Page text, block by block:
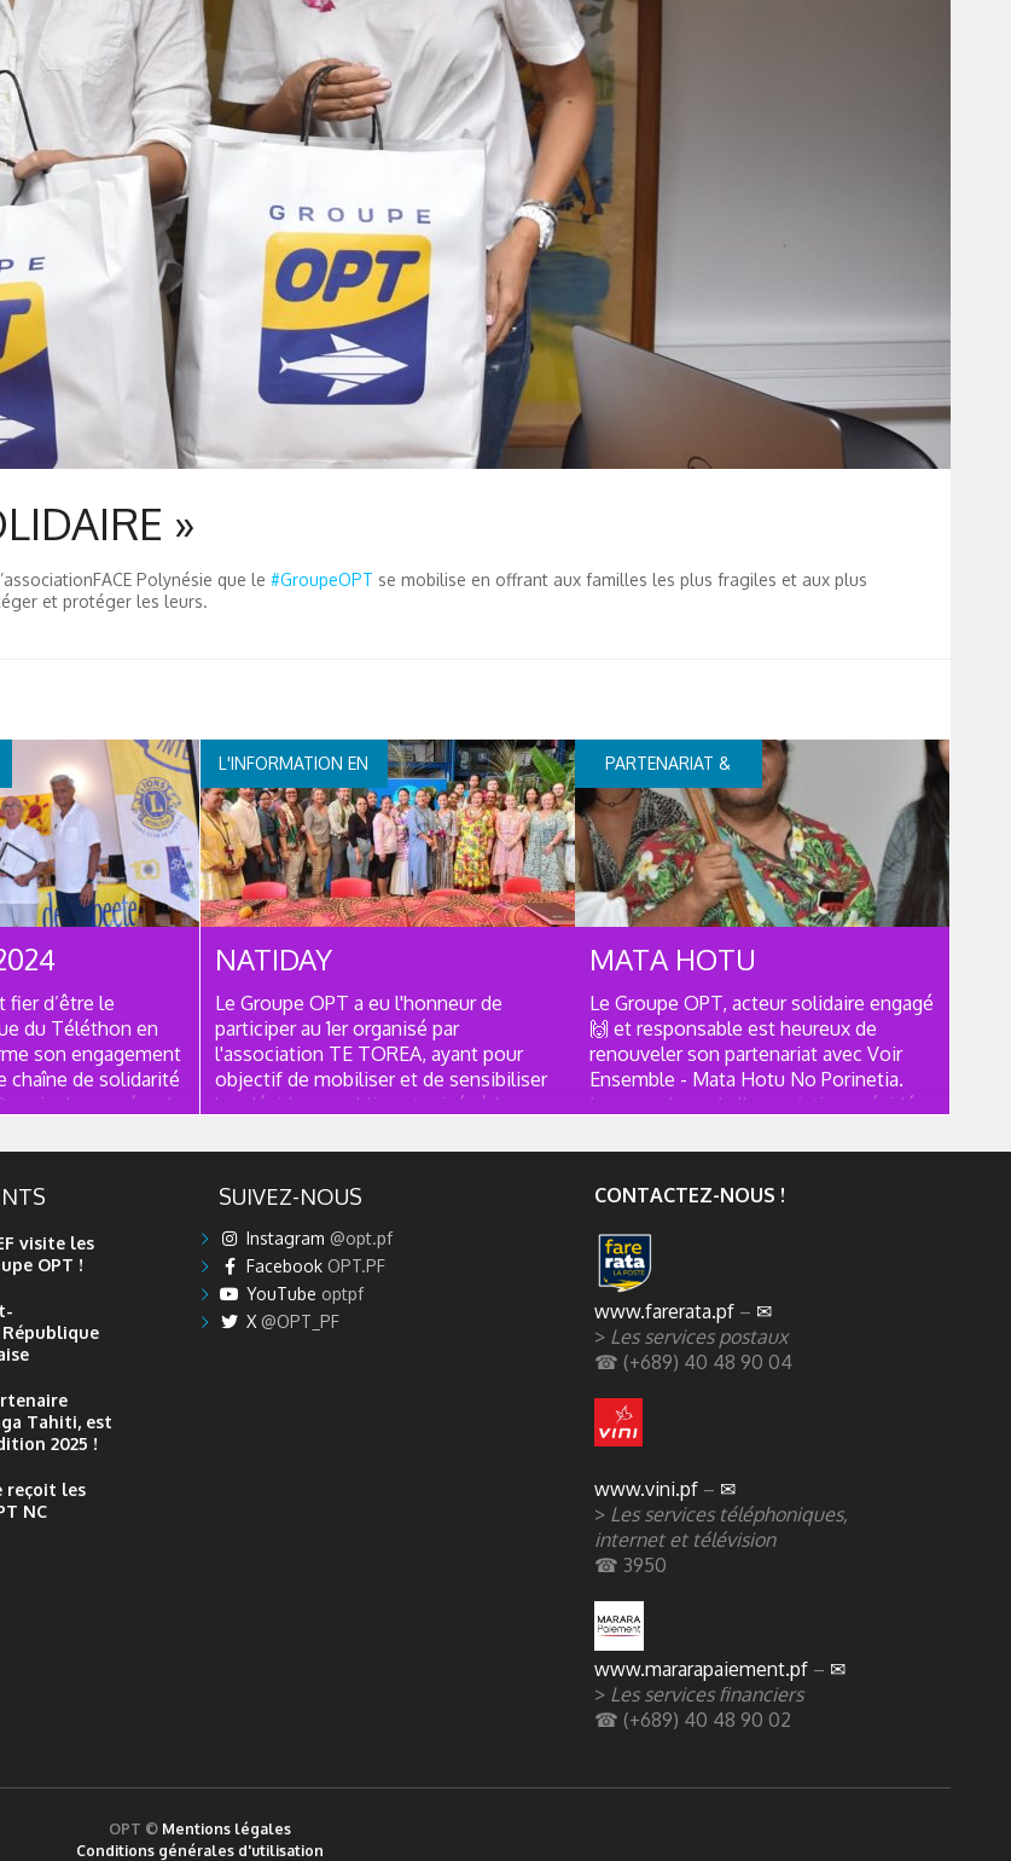
»
Polynésie que le #GroupeOPT se mobilise en offrant aux familles les plus fragiles et aux plus
et protéger les leurs.
fier d’être le
du Téléthon en
son engagement
chaîne de solidarité
des années, le
rares,
touchées et...
L'INFORMATION EN
CONTINUE
NATIDAY
Le Groupe OPT a eu l'honneur de
participer au 1er organisé par
l'association TE TOREA, ayant pour
objectif de mobiliser et de sensibiliser
les décideurs publics et privés à la
détresse. Celle-ci œuvre notamment
d’exclusion...
PARTENARIAT &
SPONSOR
MATA HOTU
Le Groupe OPT, acteur solidaire engagé
🙌 et responsable est heureux de
renouveler son partenariat avec Voir
Ensemble - Mata Hotu No Porinetia.
Les membres de l'association présidée
et participer aux plus grandes courses
visite les
OPT !
Tahiti, est
2025 !
reçoit les
NC
SUIVEZ-NOUS
Instagram@opt.pf
FacebookOPT.PF
YouTube optpf
X@OPT_PF
CONTACTEZ-NOUS !
www.farerata.pf– ✉
> Les services postaux
☎ (+689) 40 48 90 04
www.vini.pf– ✉
> Les services téléphoniques,
internet et télévision
☎ 3950
www.mararapaiement.pf– ✉
> Les services financiers
☎ (+689) 40 48 90 02
OPT © Mentions légales
Conditions générales d'utilisation